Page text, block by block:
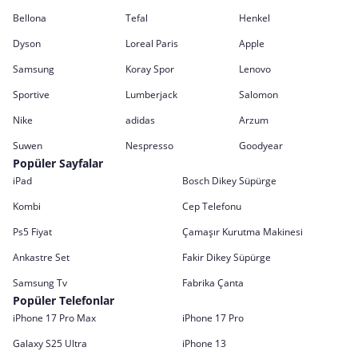
Bellona
Tefal
Henkel
Dyson
Loreal Paris
Apple
Samsung
Koray Spor
Lenovo
Sportive
Lumberjack
Salomon
Nike
adidas
Arzum
Suwen
Nespresso Goodyear
Popüler Sayfalar
iPad
Bosch Dikey Süpürge
Kombi
Cep Telefonu
Ps5 Fiyat
Çamaşır Kurutma Makinesi
Ankastre Set
Fakir Dikey Süpürge
Samsung Tv
Fabrika Çanta
Popüler Telefonlar
iPhone 17 Pro Max
iPhone 17 Pro
Galaxy S25 Ultra
iPhone 13